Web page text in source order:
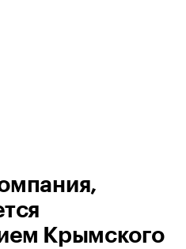
Крымского